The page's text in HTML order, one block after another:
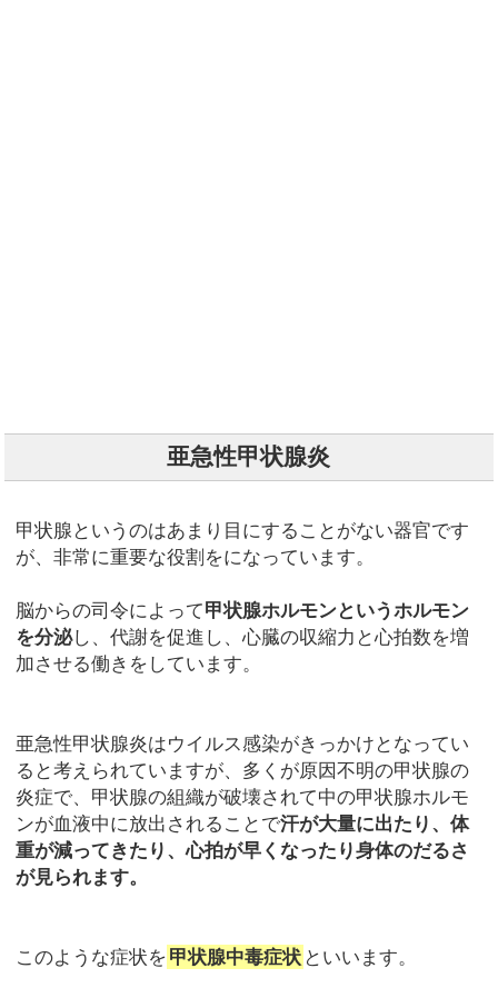
亜急性甲状腺炎
甲状腺というのはあまり目にすることがない器官です
が、非常に重要な役割をになっています。
脳からの司令によって甲状腺ホルモンというホルモン
を分泌し、代謝を促進し、心臓の収縮力と心拍数を増
加させる働きをしています。
亜急性甲状腺炎はウイルス感染がきっかけとなってい
ると考えられていますが、多くが原因不明の甲状腺の
炎症で、甲状腺の組織が破壊されて中の甲状腺ホルモ
ンが血液中に放出されることで汗が大量に出たり、体
重が減ってきたり、心拍が早くなったり身体のだるさ
が見られます。
このような症状を 甲状腺中毒症状 といいます。